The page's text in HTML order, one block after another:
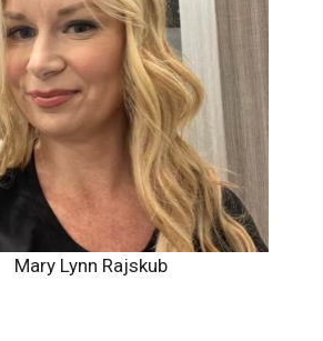
Mary Lynn Rajskub